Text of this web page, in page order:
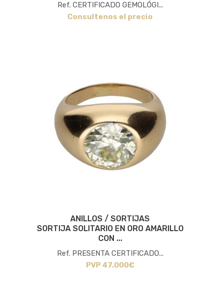
Ref. CERTIFICADO GEMOLÓGI...
Consultenos el precio
ANILLOS / SORTIJAS
SORTIJA SOLITARIO EN ORO AMARILLO
CON ...
Ref. PRESENTA CERTIFICADO...
PVP 47.000€